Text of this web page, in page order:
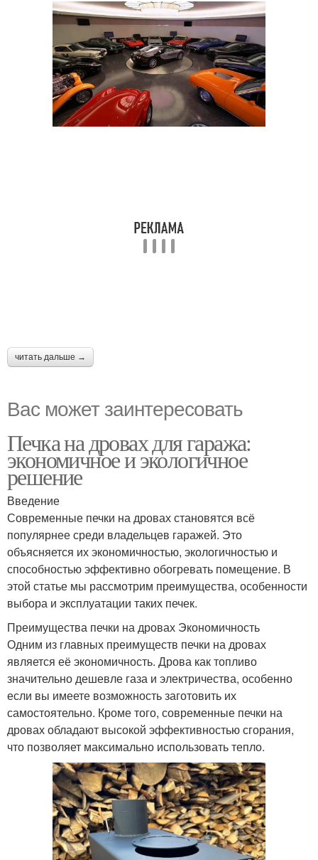
читать дальше →
Вас может заинтересовать
Печка на дровах для гаража:
экономичное и экологичное
решение
Введение
Современные печки на дровах становятся всё
популярнее среди владельцев гаражей. Это
объясняется их экономичностью, экологичностью и
способностью эффективно обогревать помещение. В
этой статье мы рассмотрим преимущества, особенности
выбора и эксплуатации таких печек.
Преимущества печки на дровах Экономичность
Одним из главных преимуществ печки на дровах
является её экономичность. Дрова как топливо
значительно дешевле газа и электричества, особенно
если вы имеете возможность заготовить их
самостоятельно. Кроме того, современные печки на
дровах обладают высокой эффективностью сгорания,
что позволяет максимально использовать тепло.